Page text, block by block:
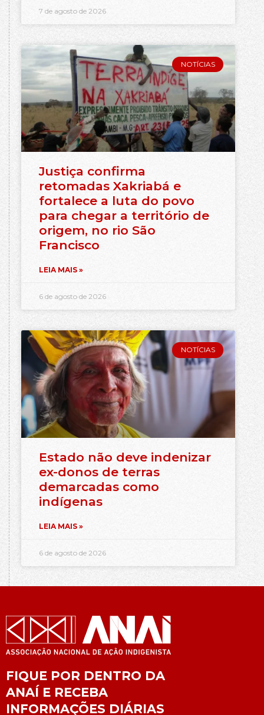
7 de agosto de 2026
NOTÍCIAS
Justiça confirma
retomadas Xakriabá e
fortalece a luta do povo
para chegar a território de
origem, no rio São
Francisco
LEIA MAIS »
6 de agosto de 2026
NOTÍCIAS
Estado não deve indenizar
ex-donos de terras
demarcadas como
indígenas
LEIA MAIS »
6 de agosto de 2026
FIQUE POR DENTRO DA
ANAÍ E RECEBA
INFORMAÇÕES DIÁRIAS